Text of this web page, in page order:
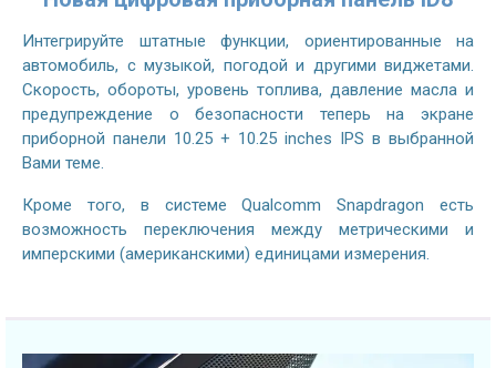
Интегрируйте штатные функции, ориентированные на
автомобиль, с музыкой, погодой и другими виджетами.
Скорость, обороты, уровень топлива, давление масла и
предупреждение о безопасности теперь на экране
приборной панели 10.25 + 10.25 inches IPS в выбранной
Вами теме.
Кроме того, в системе Qualcomm Snapdragon есть
возможность переключения между метрическими и
имперскими (американскими) единицами измерения.